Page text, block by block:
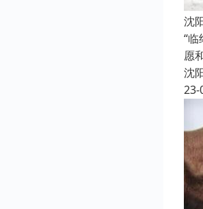
沈
“
愿
沈
23-